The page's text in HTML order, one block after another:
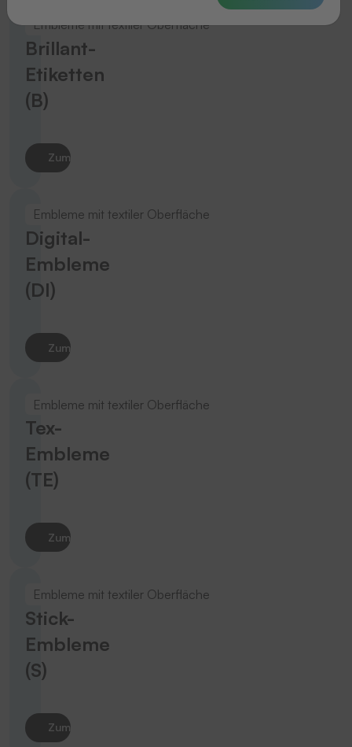
Embleme mit textiler Oberfläche
Brillant-
Etiketten
(B)
Zum Produkt
Embleme mit textiler Oberfläche
Digital-
Embleme
(DI)
Zum Produkt
Embleme mit textiler Oberfläche
Tex-
Embleme
(TE)
Zum Produkt
Embleme mit textiler Oberfläche
Stick-
Embleme
(S)
Zum Produkt